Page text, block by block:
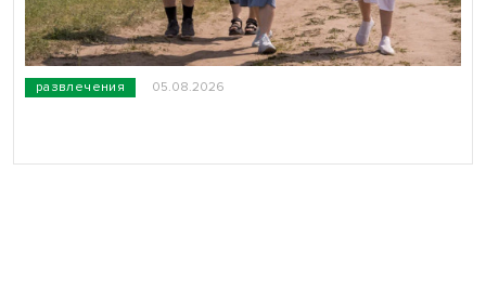
развлечения 05.08.2026